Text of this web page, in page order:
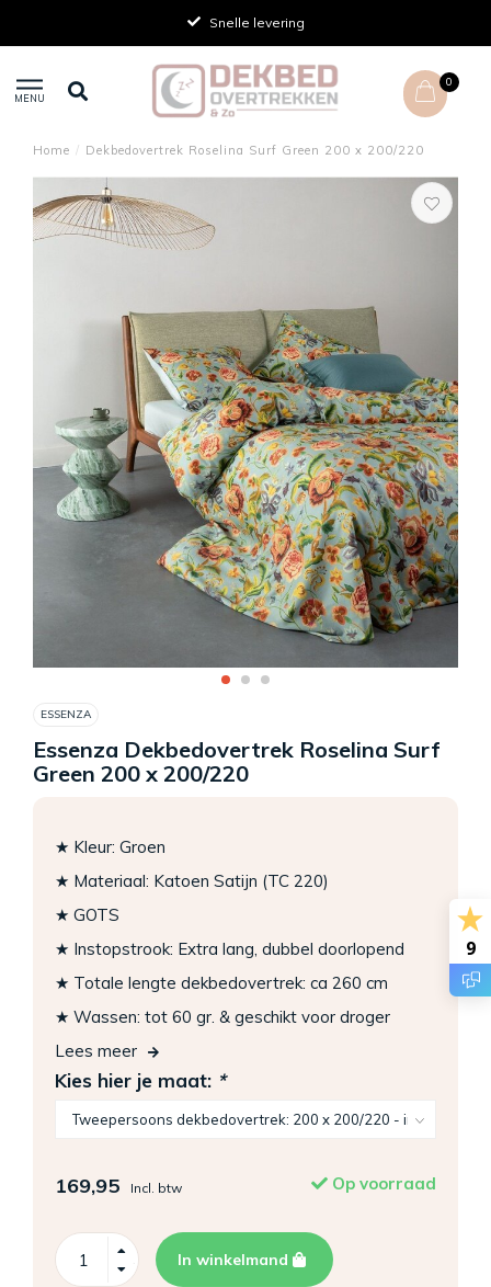
Snelle levering
MENU
0
Home / Dekbedovertrek Roselina Surf Green 200 x 200/220
ESSENZA
Essenza Dekbedovertrek Roselina Surf
Green 200 x 200/220
★ Kleur: Groen
★ Materiaal: Katoen Satijn (TC 220)
★ GOTS
★ Instopstrook: Extra lang, dubbel doorlopend
★ Totale lengte dekbedovertrek: ca 260 cm
★ Wassen: tot 60 gr. & geschikt voor droger
Lees meer
Kies hier je maat: *
169,95 Incl. btw Op voorraad
In winkelmand
9